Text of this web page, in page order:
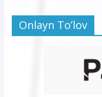
Onlayn To’lov